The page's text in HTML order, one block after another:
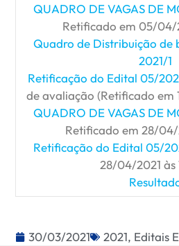
QUADRO DE VAGAS DE
Retificado em 05/04/
Quadro de Distribuição de
2021/1
Retificação do Edital 05/
de avaliação (Retificado em
QUADRO DE VAGAS DE
Retificado em 28/04/
Retificação do Edital 05/
28/04/2021 às
30/03/2021 2021, Editais